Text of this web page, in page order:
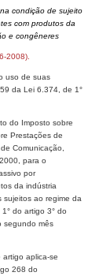
condição de sujeito
com produtos da
e congêneres
2008).
uso de suas
da Lei 6.374, de 1°
do Imposto sobre
Prestações de
Comunicação,
para o
por
da indústria
sujeitos ao regime da
do artigo 3° do
segundo mês
aplica-se
268 do